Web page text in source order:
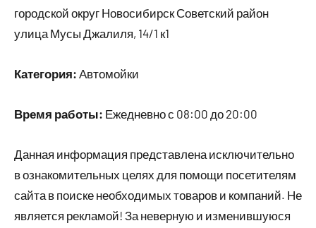
городской округ Новосибирск Советский район
улица Мусы Джалиля, 14/1 к1
Категория: Автомойки
Время работы: Ежедневно с 08:00 до 20:00
Данная информация представлена исключительно
в ознакомительных целях для помощи посетителям
сайта в поиске необходимых товаров и компаний. Не
является рекламой! За неверную и изменившуюся